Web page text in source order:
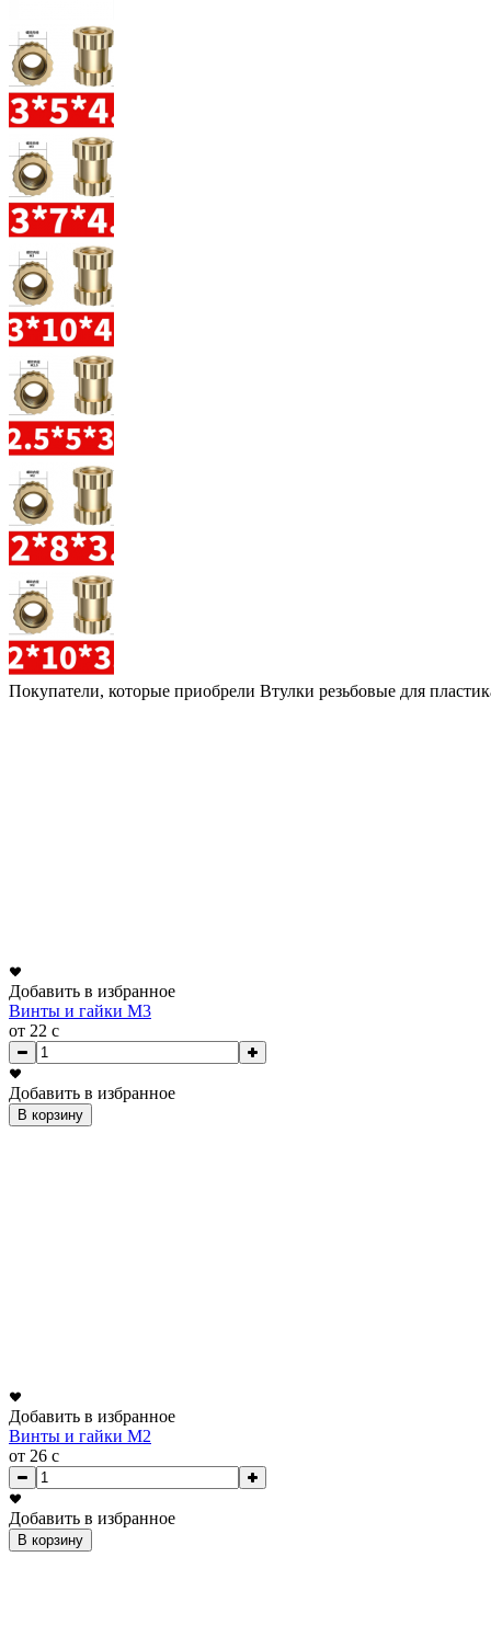
Покупатели, которые приобрели Втулки резьбовые для
Добавить в избранное
Винты и гайки М3
от 22 c
Добавить в избранное
В корзину
Добавить в избранное
Винты и гайки М2
от 26 c
Добавить в избранное
В корзину